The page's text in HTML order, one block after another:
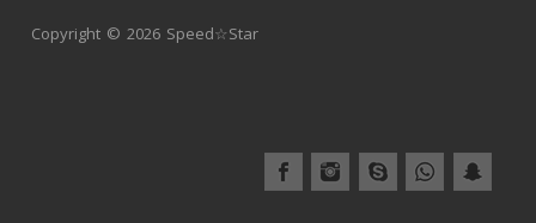
Copyright © 2026 Speed☆Star